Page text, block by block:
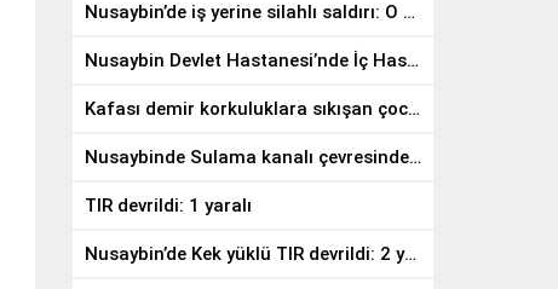
Nusaybin’de iş yerine silahlı saldırı: O anlar kamerada
Nusaybin Devlet Hastanesi’nde İç Hastalıkları Uzmanı Göreve Başladı
Kafası demir korkuluklara sıkışan çocuğu gazeteci kurtardı
Nusaybinde Sulama kanalı çevresindeki yangında meyve ağaçları zarar gördü
TIR devrildi: 1 yaralı
Nusaybin’de Kek yüklü TIR devrildi: 2 yaralı